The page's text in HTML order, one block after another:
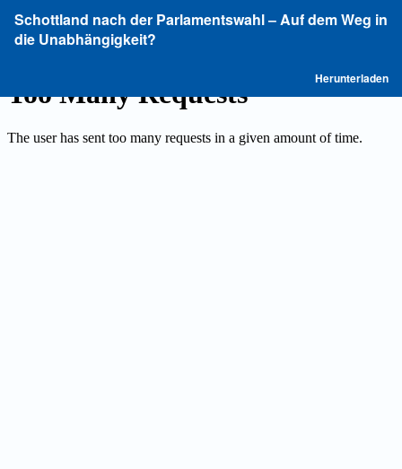
Artikeldetails
zurückkehren
Schottland nach der Parlamentswahl ‒ Auf dem Weg in
die Unabhängigkeit?
Herunterladen